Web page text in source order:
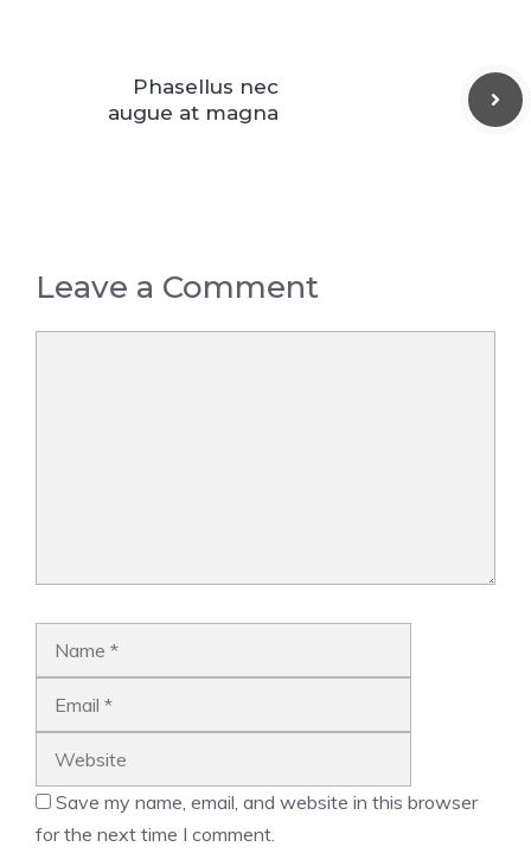
Phasellus nec
augue at magna
Leave a Comment
Save my name, email, and website in this browser
for the next time I comment.